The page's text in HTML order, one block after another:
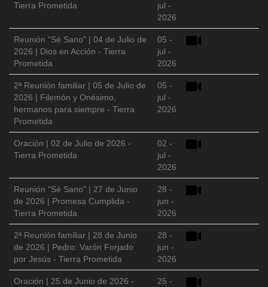
Tierra Prometida
jul -
2026
Reunión "Sé Sano" | 04 de Julio de
2026 | Dios en Acción - Tierra
Prometida
05 -
jul -
2026
2ª Reunión familiar | 05 de Julio de
2026 | Filemón y Onésimo,
hermanos para siempre - Tierra
Prometida
05 -
jul -
2026
Oración | 02 de Julio de 2026 -
Tierra Prometida
02 -
jul -
2026
Reunión "Sé Sano" | 27 de Junio
de 2026 | Promesa Cumplida -
Tierra Prometida
28 -
jun -
2026
2ª Reunión familiar | 28 de Junio
de 2026 | Pedro: Varón Forjado
por Jesús - Tierra Prometida
28 -
jun -
2026
Oración | 25 de Junio de 2026 -
25 -